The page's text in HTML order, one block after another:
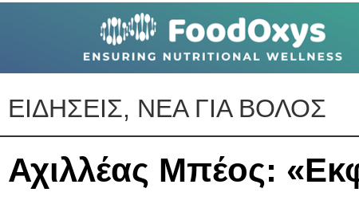
ΕΙΔΗΣΕΙΣ, ΝΕΑ ΓΙΑ ΒΟΛΟΣ
Αχιλλέας Μπέος: